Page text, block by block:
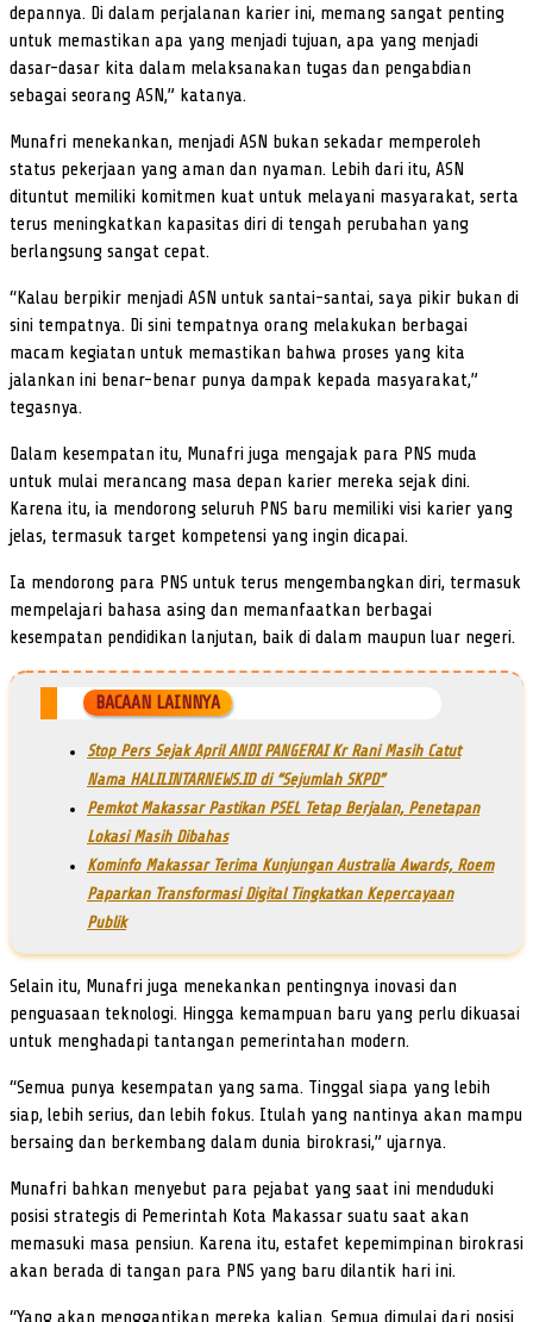
depannya. Di dalam perjalanan karier ini, memang sangat penting
untuk memastikan apa yang menjadi tujuan, apa yang menjadi
dasar-dasar kita dalam melaksanakan tugas dan pengabdian
sebagai seorang ASN,” katanya.
Munafri menekankan, menjadi ASN bukan sekadar memperoleh
status pekerjaan yang aman dan nyaman. Lebih dari itu, ASN
dituntut memiliki komitmen kuat untuk melayani masyarakat, serta
terus meningkatkan kapasitas diri di tengah perubahan yang
berlangsung sangat cepat.
“Kalau berpikir menjadi ASN untuk santai-santai, saya pikir bukan di
sini tempatnya. Di sini tempatnya orang melakukan berbagai
macam kegiatan untuk memastikan bahwa proses yang kita
jalankan ini benar-benar punya dampak kepada masyarakat,”
tegasnya.
Dalam kesempatan itu, Munafri juga mengajak para PNS muda
untuk mulai merancang masa depan karier mereka sejak dini.
Karena itu, ia mendorong seluruh PNS baru memiliki visi karier yang
jelas, termasuk target kompetensi yang ingin dicapai.
Ia mendorong para PNS untuk terus mengembangkan diri, termasuk
mempelajari bahasa asing dan memanfaatkan berbagai
kesempatan pendidikan lanjutan, baik di dalam maupun luar negeri.
BACAAN LAINNYA
Stop Pers Sejak April ANDI PANGERAI Kr Rani Masih Catut
Nama HALILINTARNEWS.ID di “Sejumlah SKPD”
Pemkot Makassar Pastikan PSEL Tetap Berjalan, Penetapan
Lokasi Masih Dibahas
Kominfo Makassar Terima Kunjungan Australia Awards, Roem
Paparkan Transformasi Digital Tingkatkan Kepercayaan
Publik
Selain itu, Munafri juga menekankan pentingnya inovasi dan
penguasaan teknologi. Hingga kemampuan baru yang perlu dikuasai
untuk menghadapi tantangan pemerintahan modern.
“Semua punya kesempatan yang sama. Tinggal siapa yang lebih
siap, lebih serius, dan lebih fokus. Itulah yang nantinya akan mampu
bersaing dan berkembang dalam dunia birokrasi,” ujarnya.
Munafri bahkan menyebut para pejabat yang saat ini menduduki
posisi strategis di Pemerintah Kota Makassar suatu saat akan
memasuki masa pensiun. Karena itu, estafet kepemimpinan birokrasi
akan berada di tangan para PNS yang baru dilantik hari ini.
“Yang akan menggantikan mereka kalian. Semua dimulai dari posisi